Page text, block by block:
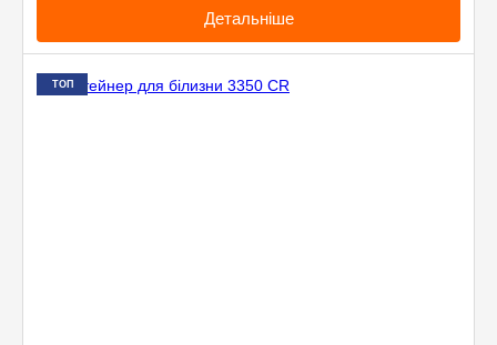
Детальніше
ТОП